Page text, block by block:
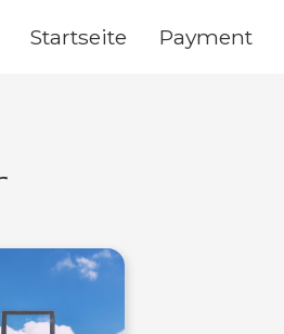
Startseite Payment